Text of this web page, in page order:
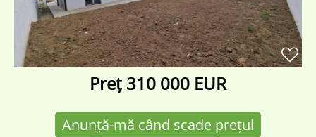
Preț 310 000 EUR
Anunță-mă când scade prețul